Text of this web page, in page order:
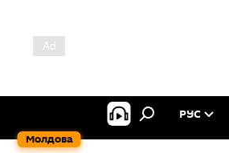
Молдова
РУС